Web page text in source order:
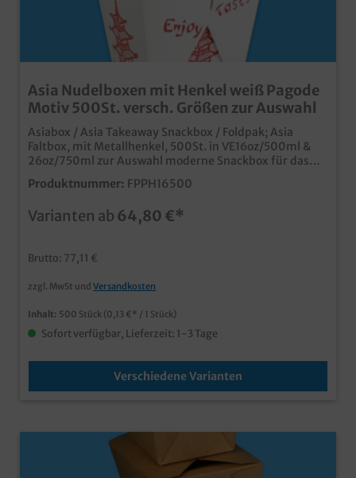
Asia Nudelboxen mit Henkel weiß Pagode
Motiv 500St. versch. Größen zur Auswahl
Asiabox / Asia Takeaway Snackbox / Foldpak; Asia
Faltbox, mit Metallhenkel, 500St. in VE16oz/500ml &
26oz/750ml zur Auswahl moderne Snackbox für das
Asia Take away Geschäft aus stabilem beschichtetem
Papier, fettdicht und geschmacksneutralmit
mit typischem und beliebtem Asia Motiv schon ab
Produktnummer: FPPH16500
Varianten ab 64,80 €*
Brutto: 77,11 €
zzgl. MwSt und Versandkosten
Inhalt: 500 Stück (0,13 €* / 1 Stück)
Sofort verfügbar, Lieferzeit: 1-3 Tage
Verschiedene Varianten